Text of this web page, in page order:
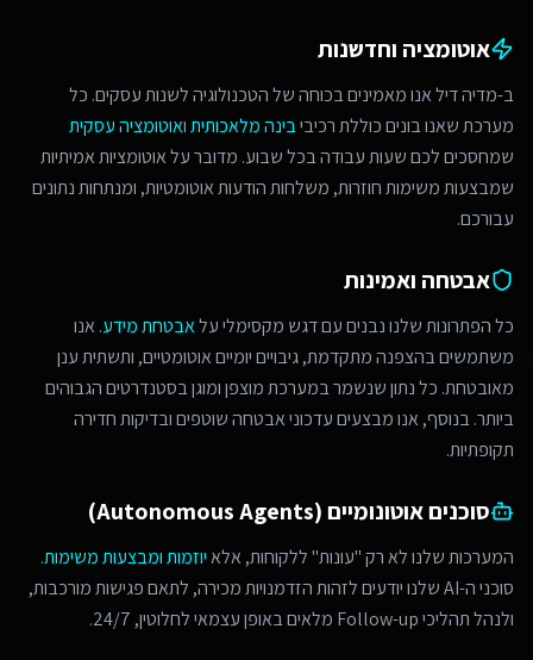
אוטומציה וחדשנות
ב-מדיה דיל אנו מאמינים בכוחה של הטכנולוגיה לשנות עסקים. כל
מערכת שאנו בונים כוללת רכיביבינה מלאכותיתואוטומציה עסקית
שמחסכים לכם שעות עבודה בכל שבוע. מדובר על אוטומציות אמיתיות
שמבצעות משימות חוזרות, משלחות הודעות אוטומטיות, ומנתחות נתונים
עבורכם.
אבטחה ואמינות
כל הפתרונות שלנו נבנים עם דגש מקסימלי עלאבטחת מידע. אנו
משתמשים בהצפנה מתקדמת, גיבויים יומיים אוטומטיים, ותשתית ענן
מאובטחת. כל נתון שנשמר במערכת מוצפן ומוגן בסטנדרטים הגבוהים
ביותר. בנוסף, אנו מבצעים עדכוני אבטחה שוטפים ובדיקות חדירה
תקופתיות.
סוכנים אוטונומיים (Autonomous Agents)
המערכות שלנו לא רק "עונות" ללקוחות, אלאיוזמות ומבצעות משימות.
סוכני ה-AI שלנו יודעים לזהות הזדמנויות מכירה, לתאם פגישות מורכבות,
ולנהל תהליכי Follow-up מלאים באופן עצמאי לחלוטין, 24/7.